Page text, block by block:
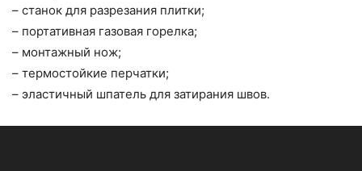
– станок для разрезания плитки;
– портативная газовая горелка;
– монтажный нож;
– термостойкие перчатки;
– эластичный шпатель для затирания швов.